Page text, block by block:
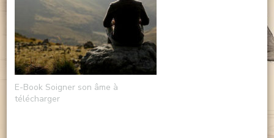
E-Book Soigner son âme à
télécharger